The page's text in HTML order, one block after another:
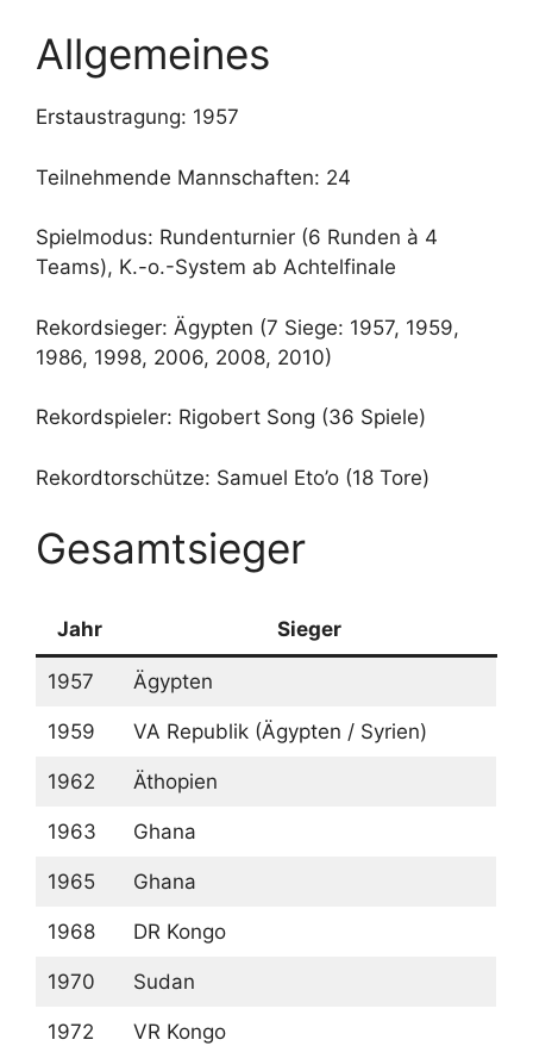
Allgemeines
Erstaustragung: 1957
Teilnehmende Mannschaften: 24
Spielmodus: Rundenturnier (6 Runden à 4
Teams), K.-o.-System ab Achtelfinale
Rekordsieger: Ägypten (7 Siege: 1957, 1959,
1986, 1998, 2006, 2008, 2010)
Rekordspieler: Rigobert Song (36 Spiele)
Rekordtorschütze: Samuel Eto’o (18 Tore)
Gesamtsieger
Jahr Sieger
1957 Ägypten
1959 VA Republik (Ägypten / Syrien)
1962 Äthopien
1963 Ghana
1965 Ghana
1968 DR Kongo
1970 Sudan
1972 VR Kongo